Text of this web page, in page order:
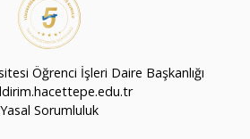
Öğrenci İşleri Daire Başkanlığı
Yasal Sorumluluk